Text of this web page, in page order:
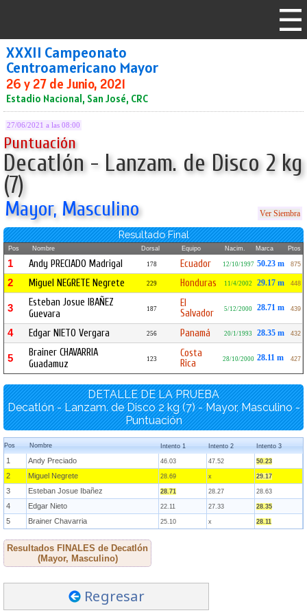
XXXII Campeonato
Centroamericano Mayor
26 y 27 de Junio, 2021
Estadio Nacional, San José, CRC
27/06/2021 a las 08:00
Puntuación
Decatlón - Lanzam. de Disco 2 kg
(7)
Mayor, Masculino Ver Siembra
Resultado Final
Pos Nombre Dorsal Equipo Nacim. Marca Ptos
1 Andy PRECIADO Madrigal 178 Ecuador 12/10/1997 50.23 m 875
2 Miguel NEGRETE Negrete 229 Honduras 11/4/2002 29.17 m 448
3
Esteban Josue IBAÑEZ
Guevara
187
El
Salvador
5/12/2000 28.71 m 439
4 Edgar NIETO Vergara 256 Panamá 20/1/1993 28.35 m 432
5
Brainer CHAVARRIA
Guadamuz
123
Costa
Rica
28/10/2000 28.11 m 427
DETALLE DE LA PRUEBA
Decatlón - Lanzam. de Disco 2 kg (7) - Mayor, Masculino -
Puntuación
Pos Nombre Intento 1 Intento 2 Intento 3
1 Andy Preciado 46.03 47.52 50.23
2 Miguel Negrete 28.69 x 29.17
3 Esteban Josue Ibañez 28.71 28.27 28.63
4 Edgar Nieto 22.11 27.33 28.35
5 Brainer Chavarria 25.10 x 28.11
Resultados FINALES de Decatlón
(Mayor, Masculino)
Regresar